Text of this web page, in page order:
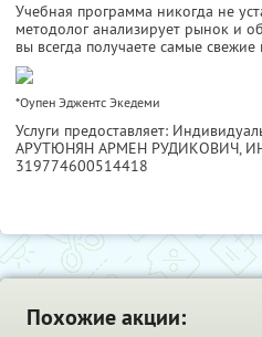
Учебная программа никогда не
методолог анализирует рынок и
вы всегда получаете самые
*Оупен Эджентс Экедеми
Услуги предоставляет:
АРУТЮНЯН АРМЕН РУДИКОВИЧ,
319774600514418
Похожие акции: